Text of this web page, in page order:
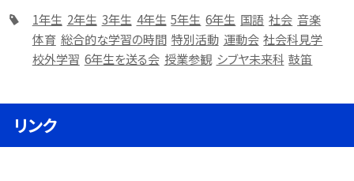
1年生 2年生 3年生 4年生 5年生 6年生 国語 社会 音楽
体育 総合的な学習の時間 特別活動 運動会 社会科見学
校外学習 6年生を送る会 授業参観 シブヤ未来科 鼓笛
リンク